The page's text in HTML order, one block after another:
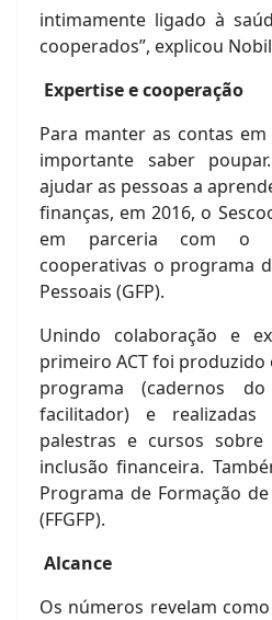
intimamente ligado à
cooperados”, explicou
Expertise e cooperação
Para manter as contas
importante saber
ajudar as pessoas a
finanças, em 2016, o
em parceria com o
cooperativas o programa
Pessoais (GFP).
Unindo colaboração e
primeiro ACT foi
programa (cadernos
facilitador) e realizadas
palestras e cursos
inclusão financeira.
Programa de Formação
(FFGFP).
Alcance
Os números revelam